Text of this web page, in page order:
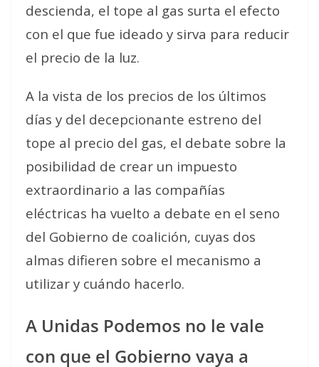
descienda, el tope al gas surta el efecto
con el que fue ideado y sirva para reducir
el precio de la luz.
A la vista de los precios de los últimos
días y del decepcionante estreno del
tope al precio del gas, el debate sobre la
posibilidad de crear un impuesto
extraordinario a las compañías
eléctricas ha vuelto a debate en el seno
del Gobierno de coalición, cuyas dos
almas difieren sobre el mecanismo a
utilizar y cuándo hacerlo.
A Unidas Podemos no le vale
con que el Gobierno vaya a